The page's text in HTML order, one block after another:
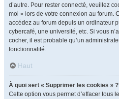
d’autre. Pour rester connecté, veuillez
moi » lors de votre connexion au forum.
accédez au forum depuis un ordinateur
cybercafé, une université, etc. Si vous
cocher, il est probable qu’un
fonctionnalité.
Haut
À quoi sert « Supprimer les cookies » ?
Cette option vous permet d’effacer tous